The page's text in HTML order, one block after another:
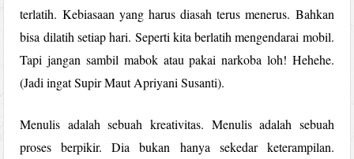
terlatih. Kebiasaan yang harus diasah terus menerus. Bahkan
bisa dilatih setiap hari. Seperti kita berlatih mengendarai mobil.
Tapi jangan sambil mabok atau pakai narkoba loh! Hehehe.
(Jadi ingat Supir Maut Apriyani Susanti).
Menulis adalah sebuah kreativitas. Menulis adalah sebuah
proses berpikir. Dia bukan hanya sekedar keterampilan.